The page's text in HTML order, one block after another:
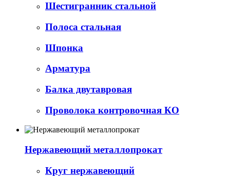
Шестигранник стальной
Полоса стальная
Шпонка
Арматура
Балка двутавровая
Проволока контровочная КО
Нержавеющий металлопрокат
Круг нержавеющий